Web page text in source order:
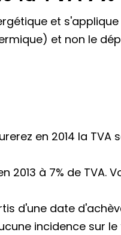
et
et non le
en 2014 la TVA
à 7% de TVA.
d'une date
incidence sur